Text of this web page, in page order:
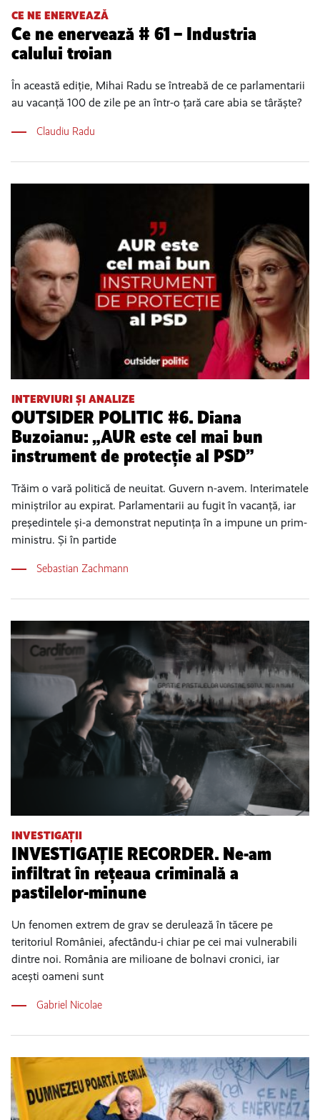
CE NE ENERVEAZĂ
Ce ne enervează # 61 – Industria
calului troian
În această ediție, Mihai Radu se întreabă de ce parlamentarii
au vacanță 100 de zile pe an într-o țară care abia se târăște?
Claudiu Radu
INTERVIURI ȘI ANALIZE
OUTSIDER POLITIC #6. Diana
Buzoianu: „AUR este cel mai bun
instrument de protecție al PSD”
Trăim o vară politică de neuitat. Guvern n-avem. Interimatele
miniștrilor au expirat. Parlamentarii au fugit în vacanță, iar
președintele și-a demonstrat neputința în a impune un prim-
ministru. Și în partide
Sebastian Zachmann
INVESTIGAȚII
INVESTIGAȚIE RECORDER. Ne-am
infiltrat în rețeaua criminală a
pastilelor-minune
Un fenomen extrem de grav se derulează în tăcere pe
teritoriul României, afectându-i chiar pe cei mai vulnerabili
dintre noi. România are milioane de bolnavi cronici, iar
acești oameni sunt
Gabriel Nicolae